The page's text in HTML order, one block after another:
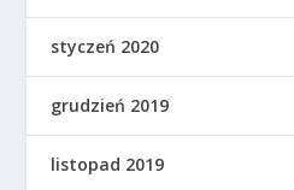
styczeń 2020
grudzień 2019
listopad 2019